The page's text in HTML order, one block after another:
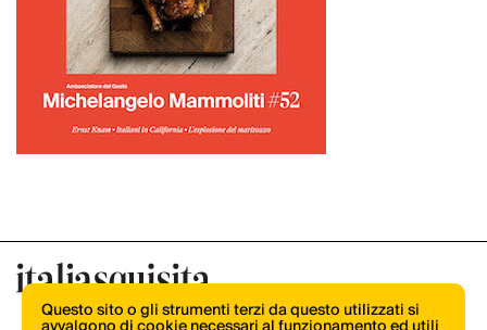
Questo sito o gli strumenti terzi da questo utilizzati si